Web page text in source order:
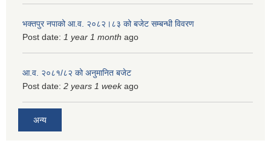
भक्तपुर नपाको आ.व. २०८२।८३ को बजेट सम्बन्धी विवरण
Post date: 1 year 1 month ago
आ.व. २०८१/८२ को अनुमानित बजेट
Post date: 2 years 1 weekago
अन्य